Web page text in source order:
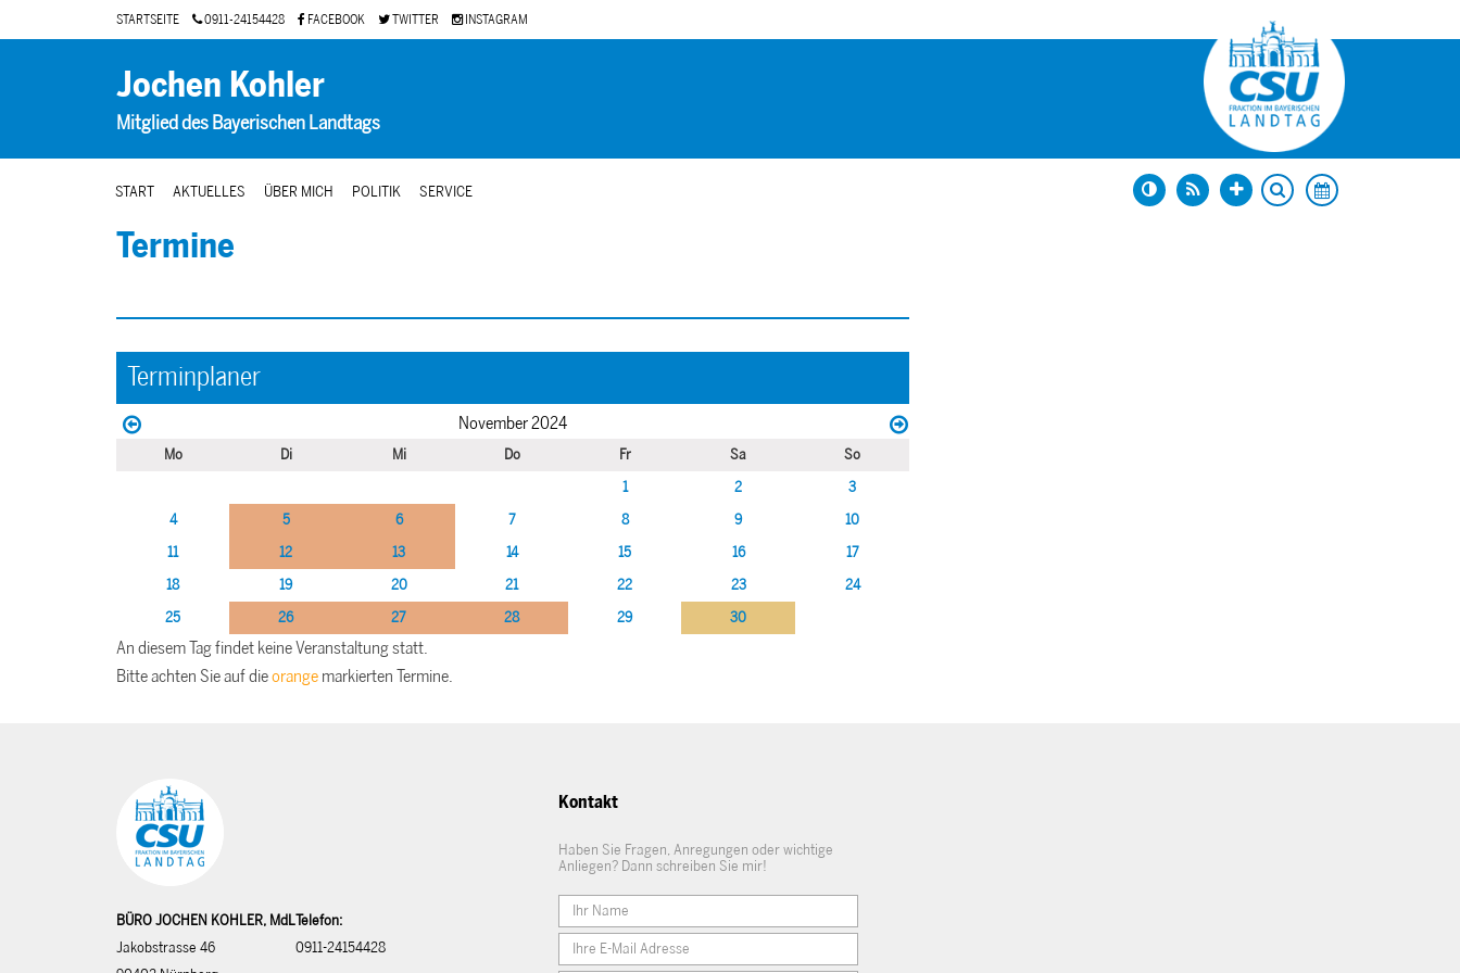
STARTSEITE 0911-24154428 FACEBOOK TWITTER INSTAGRAM
Jochen Kohler
Mitglied des Bayerischen Landtags
START AKTUELLES ÜBER MICH POLITIK SERVICE
Termine
Terminplaner
November 2024
Mo Di Mi Do Fr Sa
So
1
2
3
4
5 6 7 8 9
10
11
12 13 14 15 16
17
18
19 20 21 22 23
24
25
26 27 28 29 30
An diesem Tag findet keine Veranstaltung statt.
Bitte achten Sie auf dieorange markierten Termine.
BÜRO JOCHEN KOHLER, MdL
Jakobstrasse 46
Telefon:
0911-24154428
Kontakt
Haben Sie Fragen, Anregungen oder wichtige
Anliegen? Dann schreiben Sie mir!